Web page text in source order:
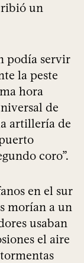
un
podía servir
la peste
hora
de
artillería de
coro”.
en el sur
morían a un
usaban
el aire